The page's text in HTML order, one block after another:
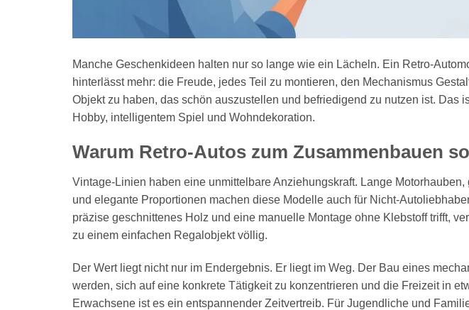
Manche Geschenkideen halten nur so lange wie ein Lächeln. Ein Retro-
hinterlässt mehr: die Freude, jedes Teil zu montieren, den Mechanismus
Objekt zu haben, das schön auszustellen und befriedigend zu nutzen ist. Das
Hobby, intelligentem Spiel und Wohndekoration.
Warum Retro-Autos zum Zusammenbauen
Vintage-Linien haben eine unmittelbare Anziehungskraft. Lange
und elegante Proportionen machen diese Modelle auch für Nicht-
präzise geschnittenes Holz und eine manuelle Montage ohne Klebstoff trifft,
zu einem einfachen Regalobjekt völlig.
Der Wert liegt nicht nur im Endergebnis. Er liegt im Weg. Der Bau eines
werden, sich auf eine konkrete Tätigkeit zu konzentrieren und die Freizeit in
Erwachsene ist es ein entspannender Zeitvertreib. Für Jugendliche und